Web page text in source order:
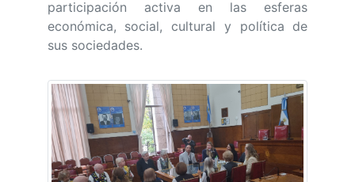
participación activa en las esferas
económica, social, cultural y política de
sus sociedades.